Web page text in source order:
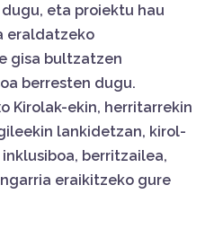
eta proiektu hau
eraldatzeko
gisa bultzatzen
berresten dugu.
Kirolak-ekin, herritarrekin
lankidetzan, kirol-
berritzailea,
eraikitzeko gure